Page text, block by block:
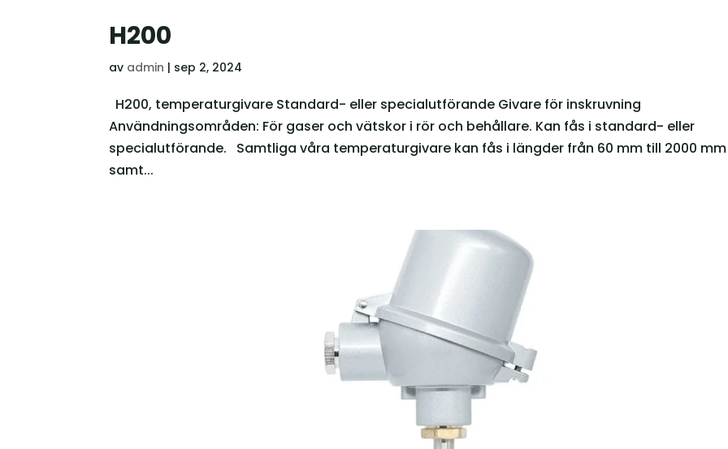
H200
av admin | sep 2, 2024
H200, temperaturgivare Standard- eller specialutförande Givare för inskruvning
Användningsområden: För gaser och vätskor i rör och behållare. Kan fås i standard- eller
specialutförande. Samtliga våra temperaturgivare kan fås i längder från 60 mm till 2000 mm
samt...